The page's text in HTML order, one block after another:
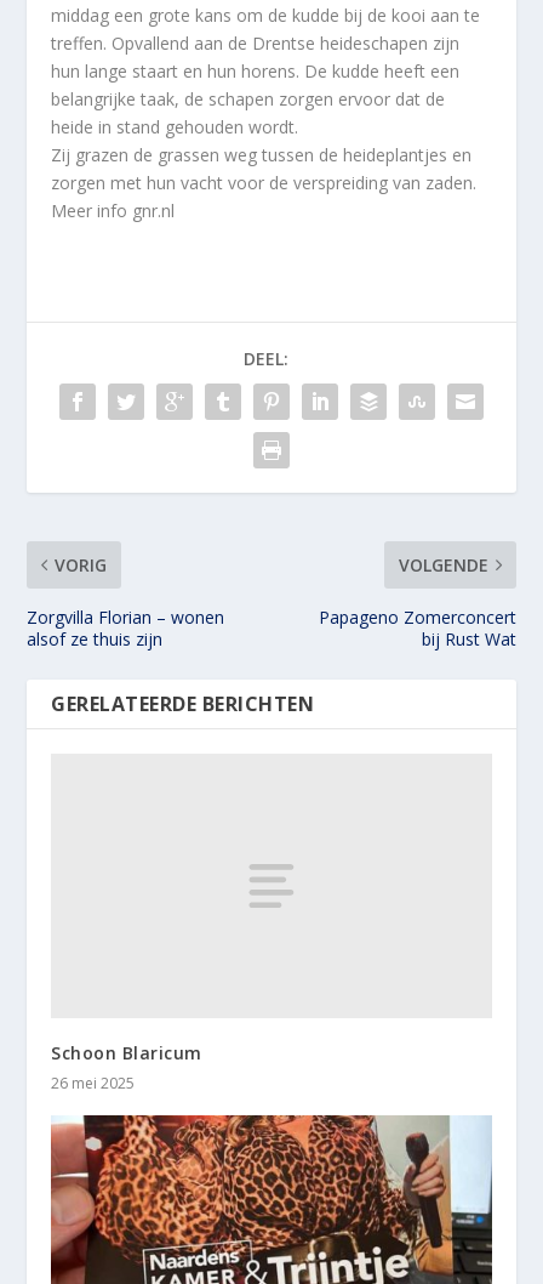
middag een grote kans om de kudde bij de kooi aan te
treffen. Opvallend aan de Drentse heideschapen zijn
hun lange staart en hun horens. De kudde heeft een
belangrijke taak, de schapen zorgen ervoor dat de
heide in stand gehouden wordt.
Zij grazen de grassen weg tussen de heideplantjes en
zorgen met hun vacht voor de verspreiding van zaden.
Meer info gnr.nl
DEEL:
VORIG
Zorgvilla Florian – wonen
alsof ze thuis zijn
VOLGENDE
Papageno Zomerconcert
bij Rust Wat
GERELATEERDE BERICHTEN
Schoon Blaricum
26 mei 2025